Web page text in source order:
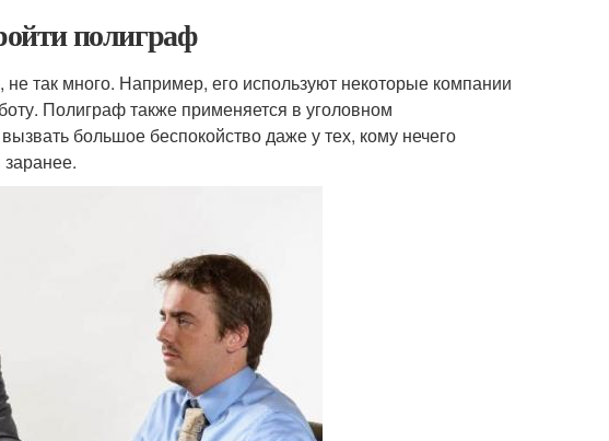
полиграф
так много. Например, его используют некоторые компании
Полиграф также применяется в уголовном
большое беспокойство даже у тех, кому нечего